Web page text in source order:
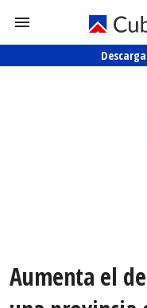
Aumenta el